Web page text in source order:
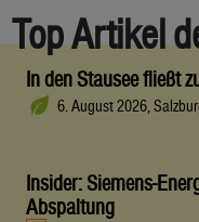
Top Artikel
In den Stausee fließt
6. August 2026,
Insider: Siemens-
Abspaltung